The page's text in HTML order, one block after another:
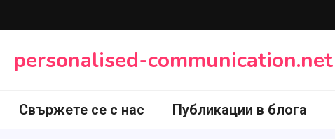
personalised-communication.net
Свържете се с нас Публикации в блога